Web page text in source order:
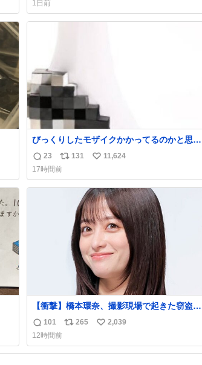
てて金銭負担も無いんですから これで走る
と、壊さなくていい所まで壊しちゃいますか
信
数
ス
ね
1日前
びっくりしたモザイクかかってるのかと思っ
た
返
信
数
23
リ
ポ
ス
131
い
ね
数
11,624
17時間前
【衝撃】橋本環奈、撮影現場で起きた窃盗事
件を明かす「警察が来てました」
news.livedoor.com/article/detail… 橋本は
「撮影現場で照明さんのケーブルが盗まれ
て…。廃工場とかで撮影してたんですけど。
返
信
数
101
リ
ス
265
い
ね
2,039
12時間前